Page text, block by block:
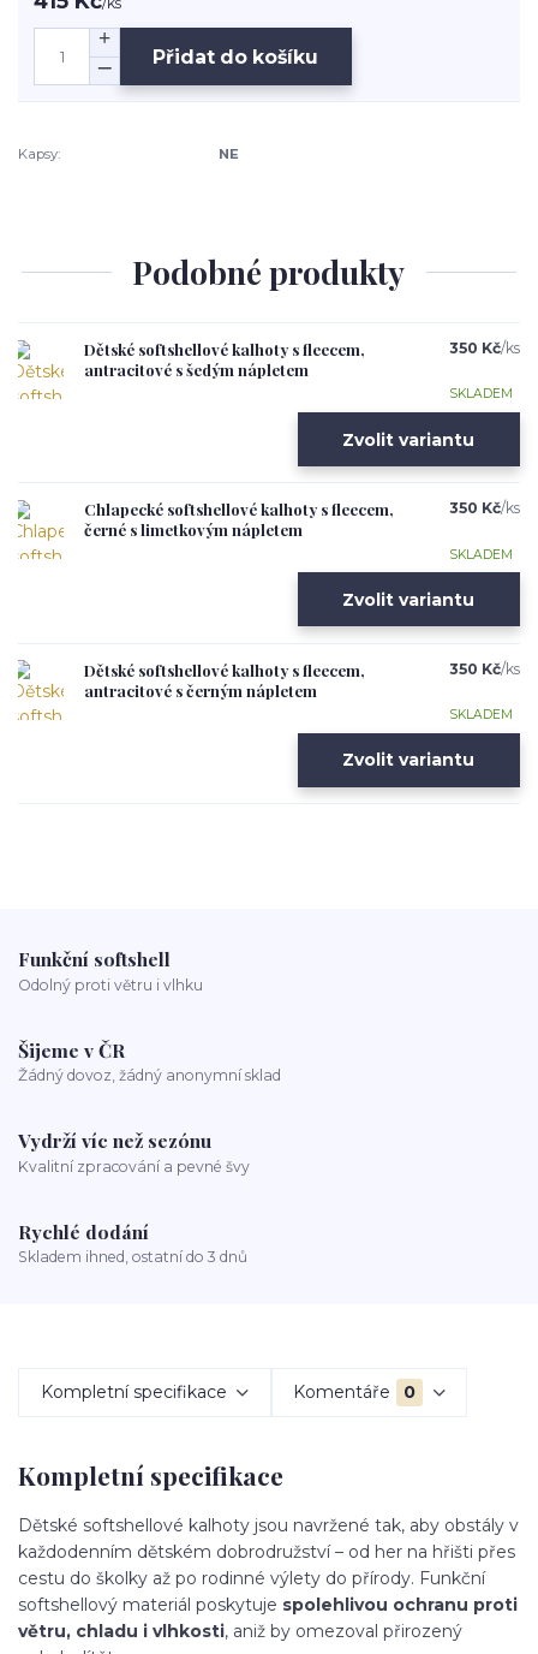
Přidat do košíku
Kapsy: NE
Podobné produkty
Dětské softshellové kalhoty s fleecem,
antracitové s šedým nápletem
350 Kč/ks
SKLADEM
Zvolit variantu
Chlapecké softshellové kalhoty s fleecem,
černé s limetkovým nápletem
350 Kč/ks
SKLADEM
Zvolit variantu
Dětské softshellové kalhoty s fleecem,
antracitové s černým nápletem
350 Kč/ks
SKLADEM
Zvolit variantu
Funkční softshell
Odolný proti větru i vlhku
Šijeme v ČR
Žádný dovoz, žádný anonymní sklad
Vydrží víc než sezónu
Kvalitní zpracování a pevné švy
Rychlé dodání
Skladem ihned, ostatní do 3 dnů
Kompletní specifikace Komentáře 0
Kompletní specifikace
Dětské softshellové kalhoty jsou navržené tak, aby obstály v
každodenním dětském dobrodružství – od her na hřišti přes
cestu do školky až po rodinné výlety do přírody. Funkční
softshellový materiál poskytuje spolehlivou ochranu proti
větru, chladu i vlhkosti, aniž by omezoval přirozený